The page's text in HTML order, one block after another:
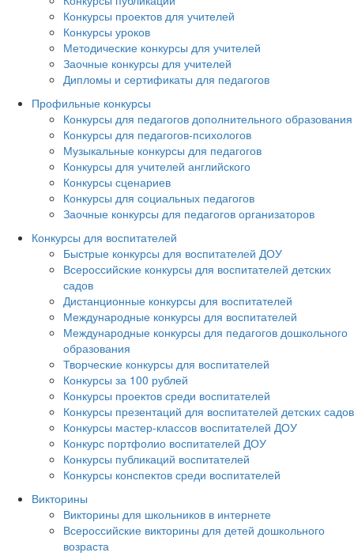
Конкурсы проектов для учителей
Конкурсы уроков
Методические конкурсы для учителей
Заочные конкурсы для учителей
Дипломы и сертификаты для педагогов
Профильные конкурсы
Конкурсы для педагогов дополнительного образования
Конкурсы для педагогов-психологов
Музыкальные конкурсы для педагогов
Конкурсы для учителей английского
Конкурсы сценариев
Конкурсы для социальных педагогов
Заочные конкурсы для педагогов организаторов
Конкурсы для воспитателей
Быстрые конкурсы для воспитателей ДОУ
Всероссийские конкурсы для воспитателей детских
садов
Дистанционные конкурсы для воспитателей
Международные конкурсы для воспитателей
Международные конкурсы для педагогов дошкольного
образования
Творческие конкурсы для воспитателей
Конкурсы за 100 рублей
Конкурсы проектов среди воспитателей
Конкурсы презентаций для воспитателей детских садов
Конкурсы мастер-классов воспитателей ДОУ
Конкурс портфолио воспитателей ДОУ
Конкурсы публикаций воспитателей
Конкурсы конспектов среди воспитателей
Викторины
Викторины для школьников в интернете
Всероссийские викторины для детей дошкольного
возраста